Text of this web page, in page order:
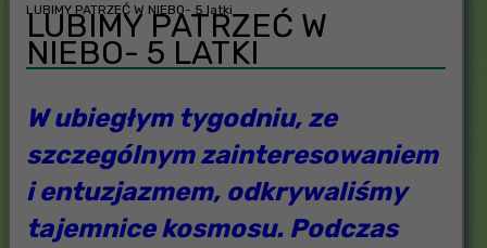
LUBIMY PATRZEĆ W NIEBO- 5 latki
LUBIMY PATRZEĆ W
NIEBO- 5 LATKI
W ubiegłym tygodniu, ze
szczególnym zainteresowaniem
i entuzjazmem, odkrywaliśmy
tajemnice kosmosu. Podczas